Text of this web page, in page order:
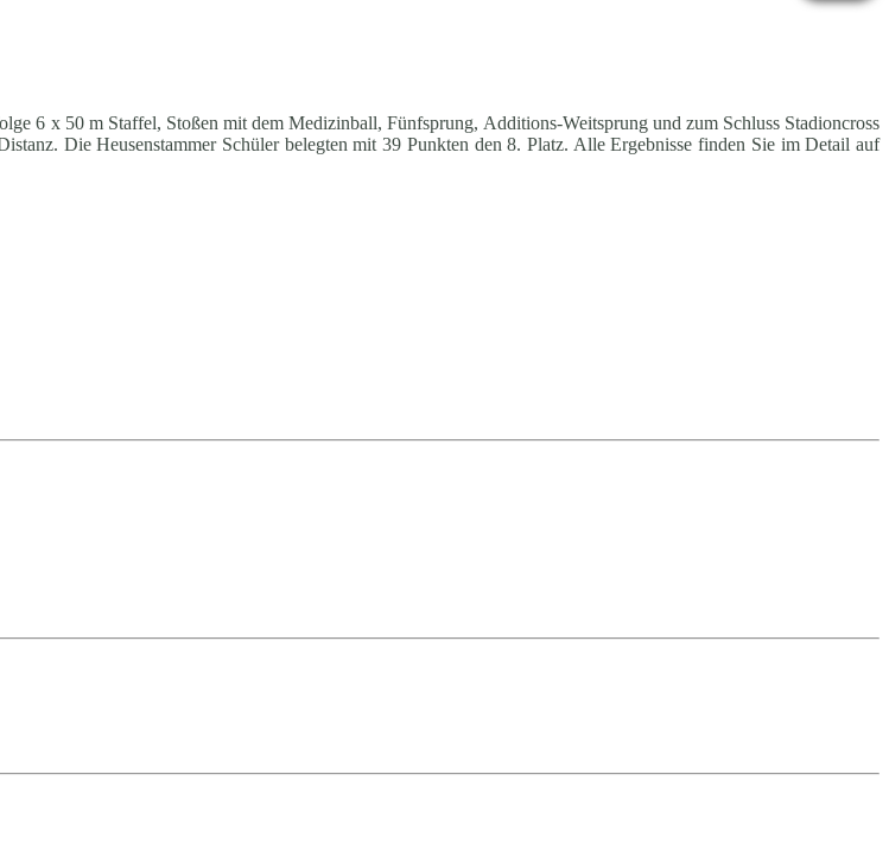
6 x 50 m Staffel, Stoßen mit dem Medizinball, Fünfsprung, Additions-Weitsprung und zum Schluss Stadioncross
Die Heusenstammer Schüler belegten mit 39 Punkten den 8. Platz. Alle Ergebnisse finden Sie im Detail auf